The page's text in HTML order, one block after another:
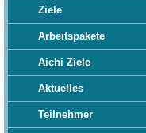
Ziele
Arbeitspakete
Aichi Ziele
Aktuelles
Teilnehmer